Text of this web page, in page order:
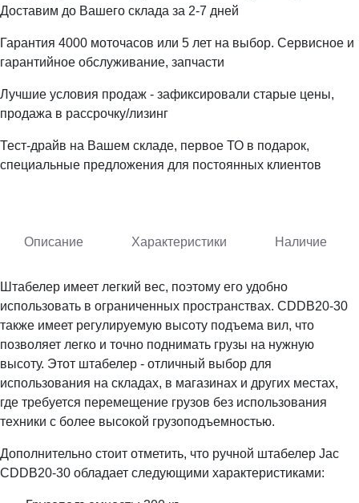
Доставим до Вашего склада за 2-7 дней
Гарантия 4000 моточасов или 5 лет на выбор. Сервисное и
гарантийное обслуживание, запчасти
Лучшие условия продаж - зафиксировали старые цены,
продажа в рассрочку/лизинг
Тест-драйв на Вашем складе, первое ТО в подарок,
специальные предложения для постоянных клиентов
Описание Характеристики Наличие
Штабелер имеет легкий вес, поэтому его удобно
использовать в ограниченных пространствах. CDDB20-30
также имеет регулируемую высоту подъема вил, что
позволяет легко и точно поднимать грузы на нужную
высоту. Этот штабелер - отличный выбор для
использования на складах, в магазинах и других местах,
где требуется перемещение грузов без использования
техники с более высокой грузоподъемностью.
Дополнительно стоит отметить, что ручной штабелер Jac
CDDB20-30 обладает следующими характеристиками: